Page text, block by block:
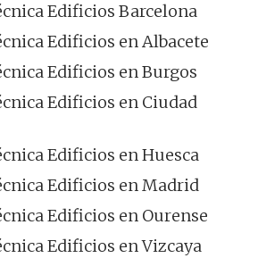
Edificios Barcelona
Edificios en Albacete
Edificios en Burgos
Edificios en Ciudad
Edificios en Huesca
Edificios en Madrid
Edificios en Ourense
Edificios en Vizcaya